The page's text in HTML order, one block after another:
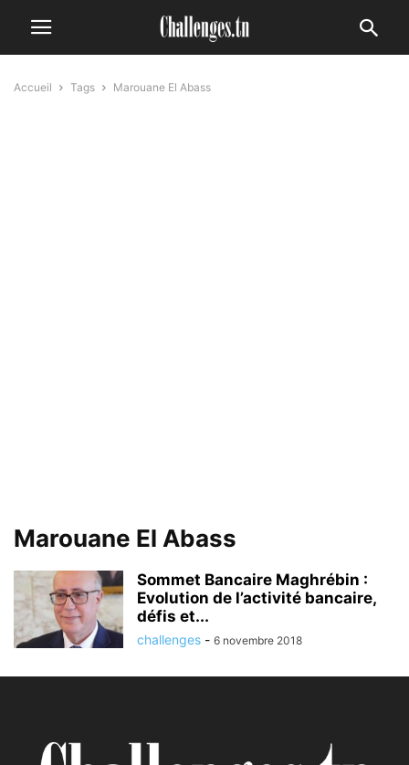
Accueil Tags Marouane El Abass
Marouane El Abass
Sommet Bancaire Maghrébin :
Evolution de l’activité bancaire,
défis et...
challenges - 6 novembre 2018